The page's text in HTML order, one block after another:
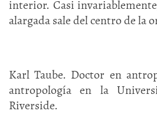
interior. Casi
alargada sale del centro de la
Karl Taube. Doctor en
antropología en la
Riverside.